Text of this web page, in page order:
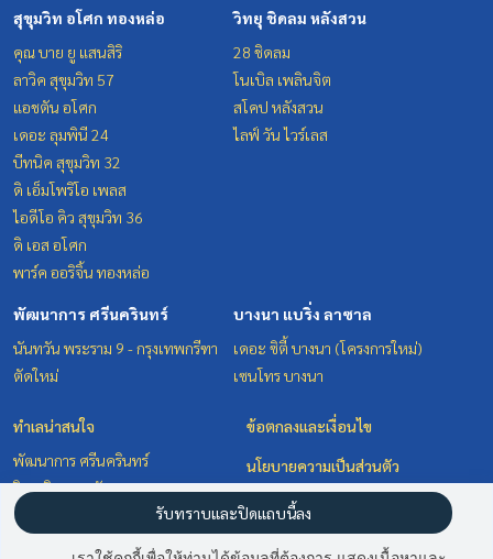
สุขุมวิท อโศก ทองหล่อ
คุณ บาย ยู แสนสิริ
ลาวิค สุขุมวิท 57
แอชตัน อโศก
เดอะ ลุมพินี 24
บีทนิค สุขุมวิท 32
ดิ เอ็มโพริโอ เพลส
ไอดีโอ คิว สุขุมวิท 36
ดิ เอส อโศก
พาร์ค ออริจิ้น ทองหล่อ
วิทยุ ชิดลม หลังสวน
28 ชิดลม
โนเบิล เพลินจิต
สโคป หลังสวน
ไลฟ์ วัน ไวร์เลส
พัฒนาการ ศรีนครินทร์
นันทวัน พระราม 9 - กรุงเทพกรีฑา
ตัดใหม่
บางนา แบริ่ง ลาซาล
เดอะ ซิตี้ บางนา (โครงการใหม่)
เซนโทร บางนา
ทำเลน่าสนใจ
พัฒนาการ ศรีนครินทร์
วิทยุ ชิดลม หลังสวน
สุขุมวิท อโศก ทองหล่อ
ข้อตกลงและเงื่อนไข
นโยบายความเป็นส่วนตัว
เกี่ยวกับเรา
วิธีการฝากขาย-เช่า
รับทราบและปิดแถบนี้ลง